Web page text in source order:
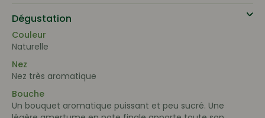
Dégustation
Couleur
Naturelle
Nez
Nez très aromatique
Bouche
Un bouquet aromatique puissant et peu sucré. Une